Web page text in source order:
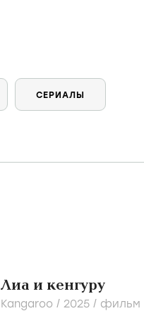
СЕРИАЛЫ
Лиа и кенгуру
Kangaroo / 2025 / фильм